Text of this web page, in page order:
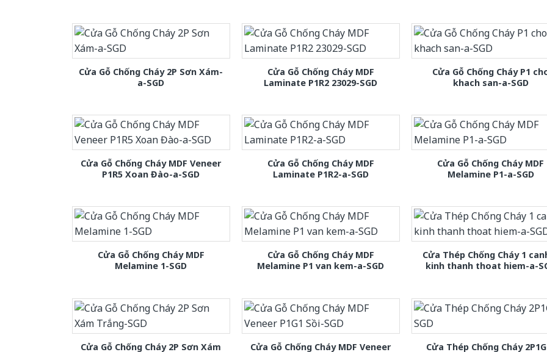
Cửa Gỗ Chống Cháy 2P Sơn Xám-
a-SGD
Cửa Gỗ Chống Cháy MDF
Laminate P1R2 23029-SGD
Cửa Gỗ Chống Cháy P1
khach san-a-SGD
Cửa Gỗ Chống Cháy MDF Veneer
P1R5 Xoan Đào-a-SGD
Cửa Gỗ Chống Cháy MDF
Laminate P1R2-a-SGD
Cửa Gỗ Chống Cháy MDF
Melamine P1-a-SGD
Cửa Gỗ Chống Cháy MDF
Melamine 1-SGD
Cửa Gỗ Chống Cháy MDF
Melamine P1 van kem-a-SGD
Cửa Thép Chống Cháy 1
kinh thanh thoat hiem-a-
Cửa Gỗ Chống Cháy 2P Sơn Xám
Cửa Gỗ Chống Cháy MDF Veneer
Cửa Thép Chống Cháy